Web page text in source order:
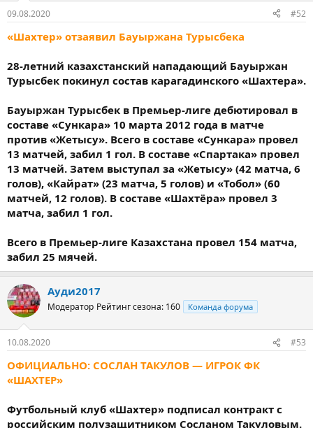
09.08.2020 #52
«Шахтер» отзаявил Бауыржана Турысбека
28-летний казахстанский нападающий Бауыржан
Турысбек покинул состав карагадинского «Шахтера».
Бауыржан Турысбек в Премьер-лиге дебютировал в
составе «Сункара» 10 марта 2012 года в матче
против «Жетысу». Всего в составе «Сункара» провел
13 матчей, забил 1 гол. В составе «Спартака» провел
13 матчей. Затем выступал за «Жетысу» (42 матча, 6
голов), «Кайрат» (23 матча, 5 голов) и «Тобол» (60
матчей, 12 голов). В составе «Шахтёра» провел 3
матча, забил 1 гол.
Всего в Премьер-лиге Казахстана провел 154 матча,
забил 25 мячей.
Ауди2017
Модератор Рейтинг сезона: 160 Команда форума
10.08.2020 #53
ОФИЦИАЛЬНО: СОСЛАН ТАКУЛОВ — ИГРОК ФК
«ШАХТЕР»
Футбольный клуб «Шахтер» подписал контракт с
российским полузащитником Сосланом Такуловым.